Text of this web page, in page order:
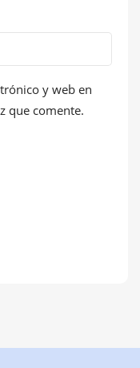
y web en
que comente.